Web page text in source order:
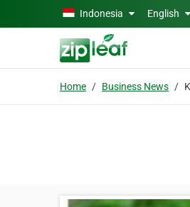
Skip to main contentIndonesia English
Home Business News